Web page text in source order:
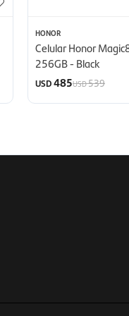
HONOR
Celular Honor
256GB - Black
USD485USD539